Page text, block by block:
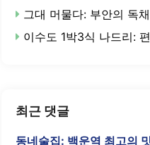
그대 머물다: 부안의 독
이수도 1박3식 나드리:
최근 댓글
동네술집: 백운역 최고의